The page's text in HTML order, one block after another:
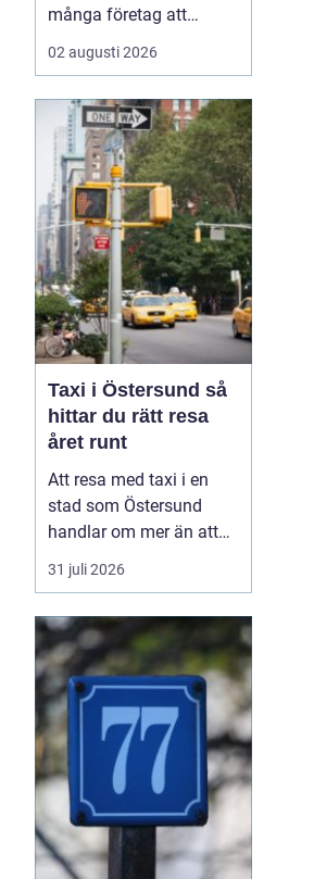
många företag att
frigöra både kapital och
lagerutrymme. När
på gården binder de
pengar, skapar oreda
och kan t...
02 augusti 2026
Taxi i Östersund så
hittar du rätt resa
året runt
Att resa med taxi i en
stad som Östersund
handlar om mer än att
bara ta sig från punkt A
till punkt B. För många
vardagen, för andra en
viktig länk till flyg, tåg
eller fjäll. Valet av bolag
påverkar både trygghet,
komfort och plånb...
31 juli 2026